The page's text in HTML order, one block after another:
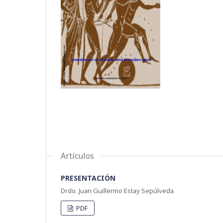
Artículos
PRESENTACIÓN
Drdo. Juan Guillermo Estay Sepúlveda
PDF